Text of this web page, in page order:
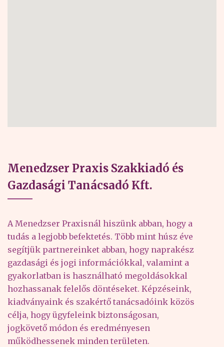
Menedzser Praxis Szakkiadó és
Gazdasági Tanácsadó Kft.
A Menedzser Praxisnál hiszünk abban, hogy a
tudás a legjobb befektetés. Több mint húsz éve
segítjük partnereinket abban, hogy naprakész
gazdasági és jogi információkkal, valamint a
gyakorlatban is használható megoldásokkal
hozhassanak felelős döntéseket. Képzéseink,
kiadványaink és szakértő tanácsadóink közös
célja, hogy ügyfeleink biztonságosan,
jogkövető módon és eredményesen
működhessenek minden területen.